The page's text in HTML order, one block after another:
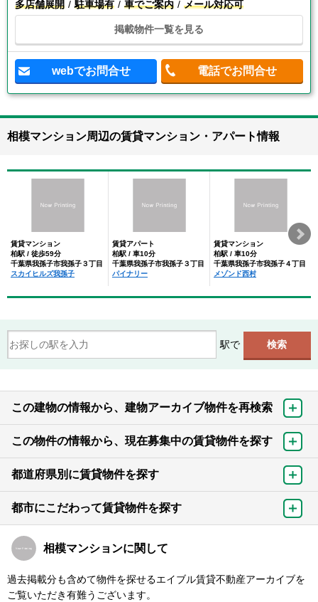
多店舗展開
駐車場有 車でご案内 メール対応可
掲載物件一覧を見る
webでお問合せ 電話でお問合せ
相模マンション周辺の賃貸マンション・アパート情報
賃貸マンション
柏駅 / 徒歩59分
千葉県我孫子市我孫子３丁目
スカイヒルズ我孫子
賃貸アパート
柏駅 / 車10分
千葉県我孫子市我孫子３丁目
パイナリー
賃貸マンション
柏駅 / 車10分
千葉県我孫子市我孫子４丁目
メゾンド西村
駅で
この建物の情報から、建物アーカイブ物件を再検索
この物件の情報から、現在募集中の賃貸物件を探す
都道府県別に賃貸物件を探す
都市にこだわって賃貸物件を探す
相模マンションに関して
過去掲載分も含めて物件を探せるエイブル賃貸不動産アーカイブを
ご覧いただき有難うございます。